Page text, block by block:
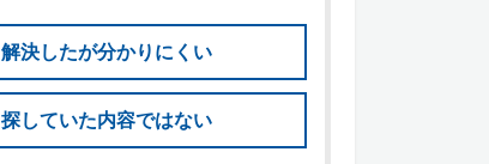
解決したが分かりにくい
探していた内容ではない